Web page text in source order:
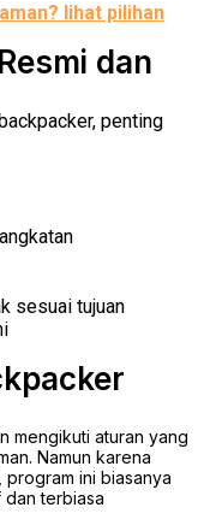
lihat pilihan
dan
penting
sesuai tujuan
mengikuti aturan yang
Namun karena
ini biasanya
terbiasa